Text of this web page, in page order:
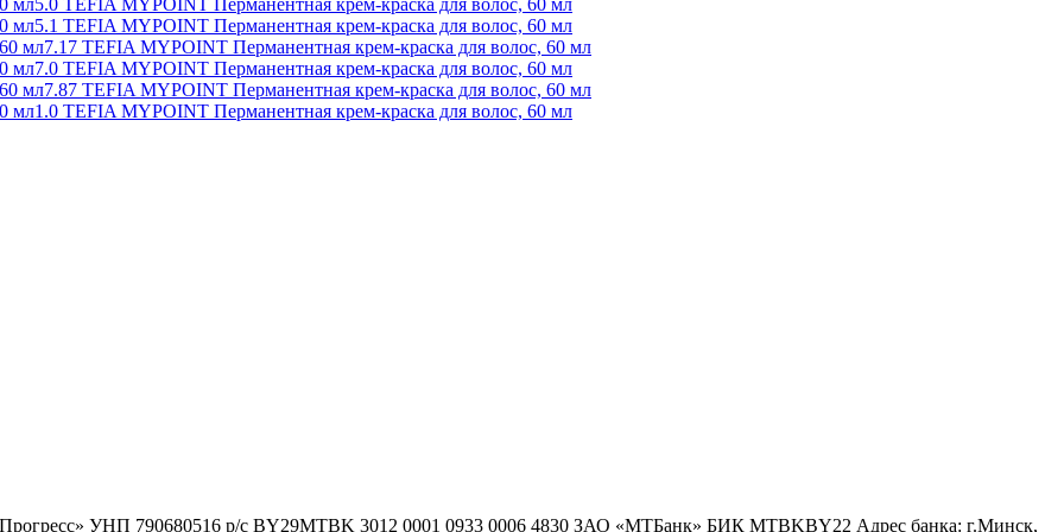
5.1 TEFIA MYPOINT Перманентная крем-краска для волос, 60 мл
7.17 TEFIA MYPOINT Перманентная крем-краска для волос, 60 мл
7.0 TEFIA MYPOINT Перманентная крем-краска для волос, 60 мл
7.87 TEFIA MYPOINT Перманентная крем-краска для волос, 60 мл
1.0 TEFIA MYPOINT Перманентная крем-краска для волос, 60 мл
УНП 790680516 р/с BY29MTBK 3012 0001 0933 0006 4830 ЗАО «МТБанк» БИК MTBKBY22 Адрес банка: г.Минск,